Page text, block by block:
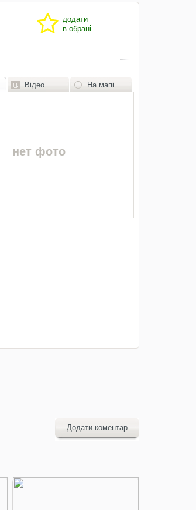
додати
в обрані
Відео На мапі
нет фото
Додати коментар